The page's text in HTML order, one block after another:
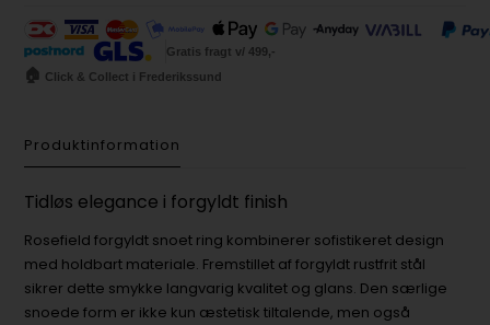
Gratis fragt v/ 499,-
🏠 Click & Collect i Frederikssund
Produktinformation
Tidløs elegance i forgyldt finish
Rosefield forgyldt snoet ring kombinerer sofistikeret design
med holdbart materiale. Fremstillet af forgyldt rustfrit stål
sikrer dette smykke langvarig kvalitet og glans. Den særlige
snoede form er ikke kun æstetisk tiltalende, men også